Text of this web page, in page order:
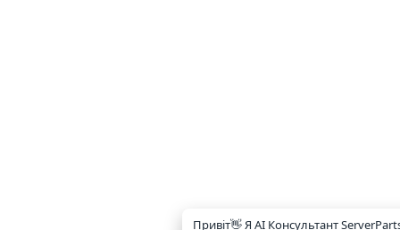
Привіт👋 Я AI Консультант